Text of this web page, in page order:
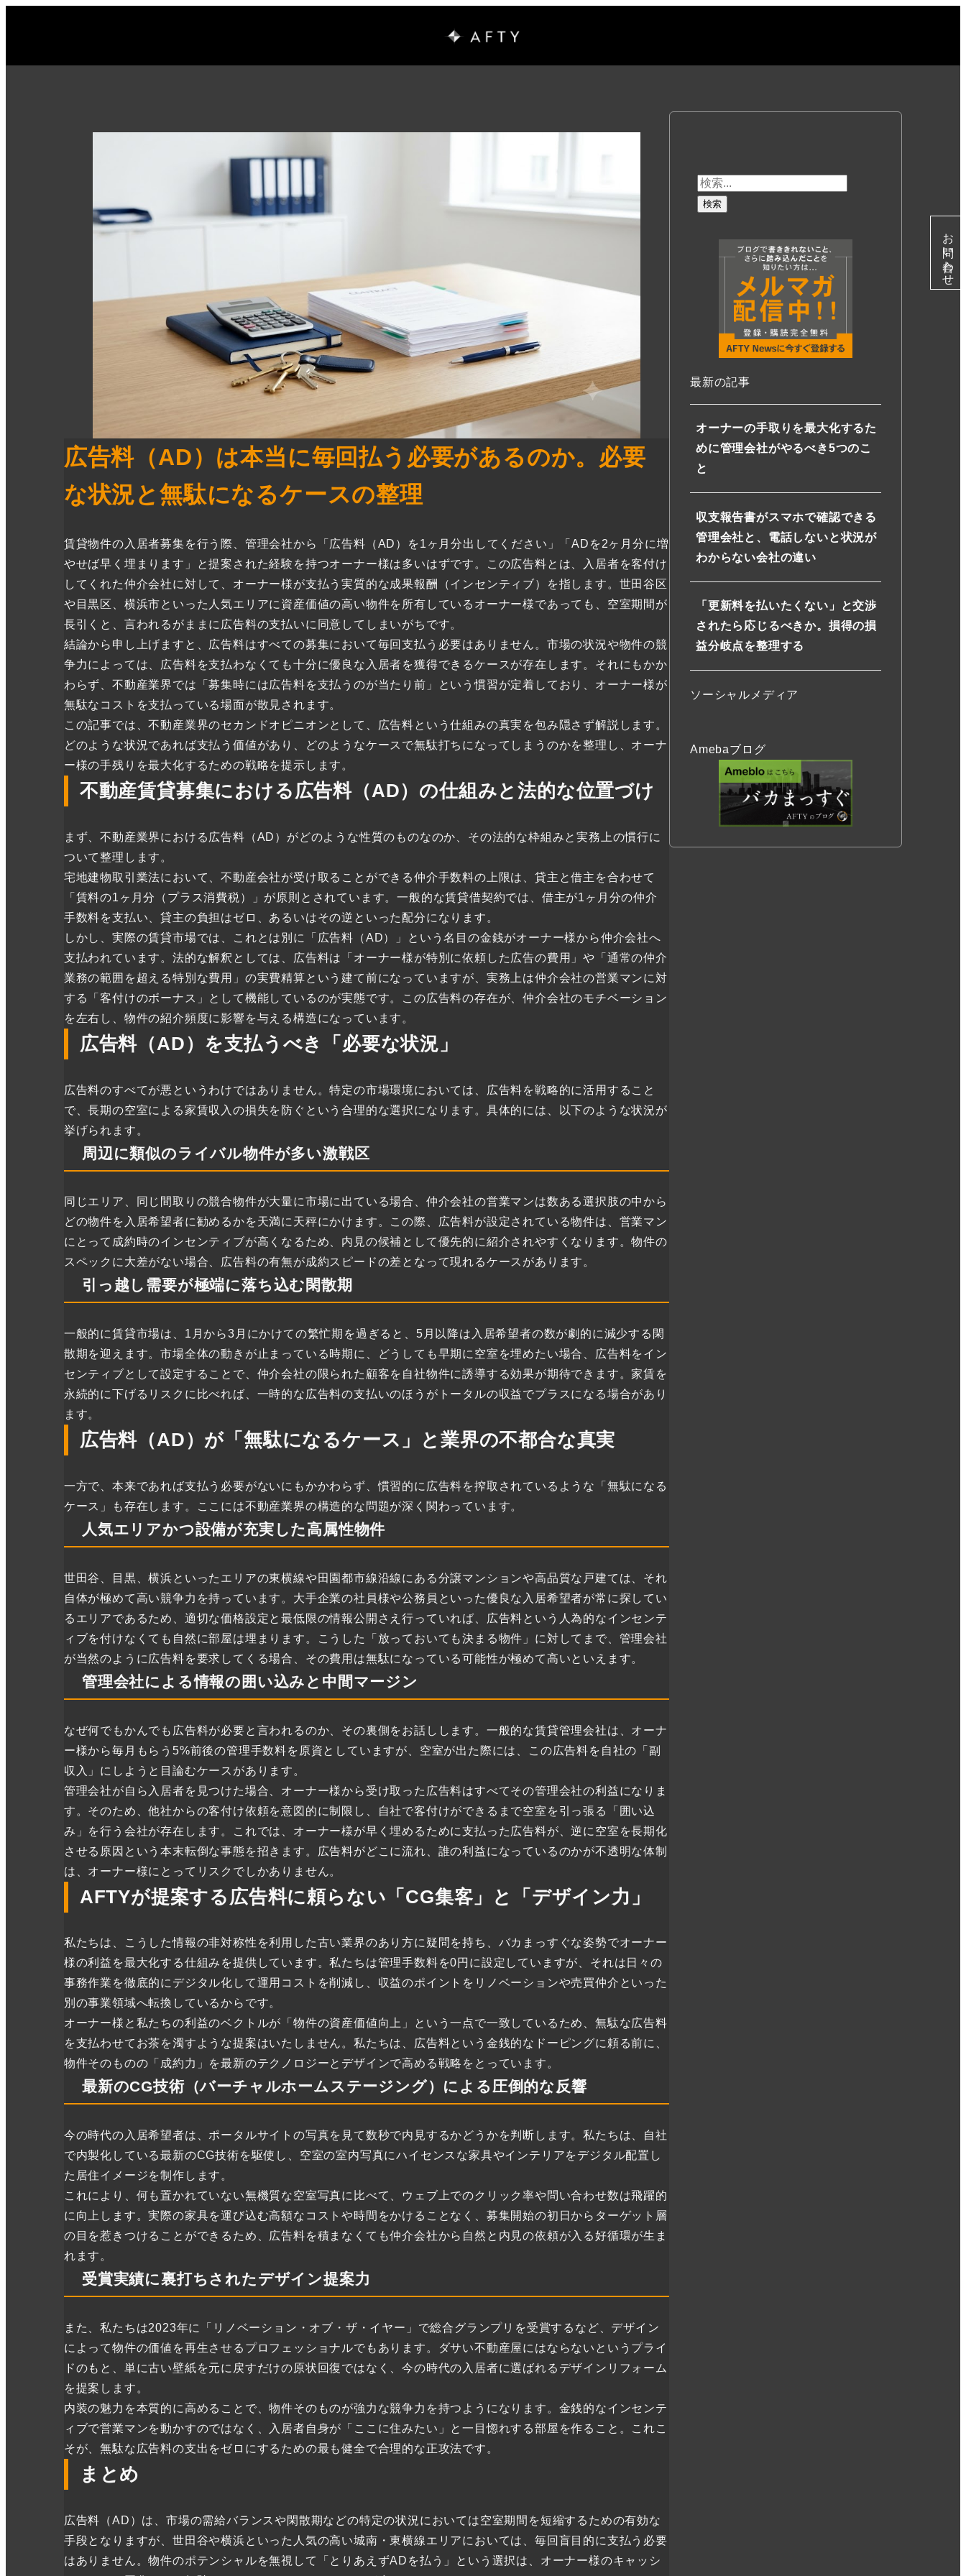
お問い合わせ
広告料（AD）は本当に毎回払う必要があるのか。必要
な状況と無駄になるケースの整理
賃貸物件の入居者募集を行う際、管理会社から「広告料（AD）を1ヶ月分出してください」「ADを2ヶ月分に増
やせば早く埋まります」と提案された経験を持つオーナー様は多いはずです。この広告料とは、入居者を客付け
してくれた仲介会社に対して、オーナー様が支払う実質的な成果報酬（インセンティブ）を指します。世田谷区
や目黒区、横浜市といった人気エリアに資産価値の高い物件を所有しているオーナー様であっても、空室期間が
長引くと、言われるがままに広告料の支払いに同意してしまいがちです。
結論から申し上げますと、広告料はすべての募集において毎回支払う必要はありません。市場の状況や物件の競
争力によっては、広告料を支払わなくても十分に優良な入居者を獲得できるケースが存在します。それにもかか
わらず、不動産業界では「募集時には広告料を支払うのが当たり前」という慣習が定着しており、オーナー様が
無駄なコストを支払っている場面が散見されます。
この記事では、不動産業界のセカンドオピニオンとして、広告料という仕組みの真実を包み隠さず解説します。
どのような状況であれば支払う価値があり、どのようなケースで無駄打ちになってしまうのかを整理し、オーナ
ー様の手残りを最大化するための戦略を提示します。
不動産賃貸募集における広告料（AD）の仕組みと法的な位置づけ
まず、不動産業界における広告料（AD）がどのような性質のものなのか、その法的な枠組みと実務上の慣行に
ついて整理します。
宅地建物取引業法において、不動産会社が受け取ることができる仲介手数料の上限は、貸主と借主を合わせて
「賃料の1ヶ月分（プラス消費税）」が原則とされています。一般的な賃貸借契約では、借主が1ヶ月分の仲介
手数料を支払い、貸主の負担はゼロ、あるいはその逆といった配分になります。
しかし、実際の賃貸市場では、これとは別に「広告料（AD）」という名目の金銭がオーナー様から仲介会社へ
支払われています。法的な解釈としては、広告料は「オーナー様が特別に依頼した広告の費用」や「通常の仲介
業務の範囲を超える特別な費用」の実費精算という建て前になっていますが、実務上は仲介会社の営業マンに対
する「客付けのボーナス」として機能しているのが実態です。この広告料の存在が、仲介会社のモチベーション
を左右し、物件の紹介頻度に影響を与える構造になっています。
広告料（AD）を支払うべき「必要な状況」
広告料のすべてが悪というわけではありません。特定の市場環境においては、広告料を戦略的に活用すること
で、長期の空室による家賃収入の損失を防ぐという合理的な選択になります。具体的には、以下のような状況が
挙げられます。
周辺に類似のライバル物件が多い激戦区
同じエリア、同じ間取りの競合物件が大量に市場に出ている場合、仲介会社の営業マンは数ある選択肢の中から
どの物件を入居希望者に勧めるかを天満に天秤にかけます。この際、広告料が設定されている物件は、営業マン
にとって成約時のインセンティブが高くなるため、内見の候補として優先的に紹介されやすくなります。物件の
スペックに大差がない場合、広告料の有無が成約スピードの差となって現れるケースがあります。
引っ越し需要が極端に落ち込む閑散期
一般的に賃貸市場は、1月から3月にかけての繁忙期を過ぎると、5月以降は入居希望者の数が劇的に減少する閑
散期を迎えます。市場全体の動きが止まっている時期に、どうしても早期に空室を埋めたい場合、広告料をイン
センティブとして設定することで、仲介会社の限られた顧客を自社物件に誘導する効果が期待できます。家賃を
永続的に下げるリスクに比べれば、一時的な広告料の支払いのほうがトータルの収益でプラスになる場合があり
ます。
広告料（AD）が「無駄になるケース」と業界の不都合な真実
一方で、本来であれば支払う必要がないにもかかわらず、慣習的に広告料を搾取されているような「無駄になる
ケース」も存在します。ここには不動産業界の構造的な問題が深く関わっています。
人気エリアかつ設備が充実した高属性物件
世田谷、目黒、横浜といったエリアの東横線や田園都市線沿線にある分譲マンションや高品質な戸建ては、それ
自体が極めて高い競争力を持っています。大手企業の社員様や公務員といった優良な入居希望者が常に探してい
るエリアであるため、適切な価格設定と最低限の情報公開さえ行っていれば、広告料という人為的なインセンテ
ィブを付けなくても自然に部屋は埋まります。こうした「放っておいても決まる物件」に対してまで、管理会社
が当然のように広告料を要求してくる場合、その費用は無駄になっている可能性が極めて高いといえます。
管理会社による情報の囲い込みと中間マージン
なぜ何でもかんでも広告料が必要と言われるのか、その裏側をお話しします。一般的な賃貸管理会社は、オーナ
ー様から毎月もらう5%前後の管理手数料を原資としていますが、空室が出た際には、この広告料を自社の「副
収入」にしようと目論むケースがあります。
管理会社が自ら入居者を見つけた場合、オーナー様から受け取った広告料はすべてその管理会社の利益になりま
す。そのため、他社からの客付け依頼を意図的に制限し、自社で客付けができるまで空室を引っ張る「囲い込
み」を行う会社が存在します。これでは、オーナー様が早く埋めるために支払った広告料が、逆に空室を長期化
させる原因という本末転倒な事態を招きます。広告料がどこに流れ、誰の利益になっているのかが不透明な体制
は、オーナー様にとってリスクでしかありません。
AFTYが提案する広告料に頼らない「CG集客」と「デザイン力」
私たちは、こうした情報の非対称性を利用した古い業界のあり方に疑問を持ち、バカまっすぐな姿勢でオーナー
様の利益を最大化する仕組みを提供しています。私たちは管理手数料を0円に設定していますが、それは日々の
事務作業を徹底的にデジタル化して運用コストを削減し、収益のポイントをリノベーションや売買仲介といった
別の事業領域へ転換しているからです。
オーナー様と私たちの利益のベクトルが「物件の資産価値向上」という一点で一致しているため、無駄な広告料
を支払わせてお茶を濁すような提案はいたしません。私たちは、広告料という金銭的なドーピングに頼る前に、
物件そのものの「成約力」を最新のテクノロジーとデザインで高める戦略をとっています。
最新のCG技術（バーチャルホームステージング）による圧倒的な反響
今の時代の入居希望者は、ポータルサイトの写真を見て数秒で内見するかどうかを判断します。私たちは、自社
で内製化している最新のCG技術を駆使し、空室の室内写真にハイセンスな家具やインテリアをデジタル配置し
た居住イメージを制作します。
これにより、何も置かれていない無機質な空室写真に比べて、ウェブ上でのクリック率や問い合わせ数は飛躍的
に向上します。実際の家具を運び込む高額なコストや時間をかけることなく、募集開始の初日からターゲット層
の目を惹きつけることができるため、広告料を積まなくても仲介会社から自然と内見の依頼が入る好循環が生ま
れます。
受賞実績に裏打ちされたデザイン提案力
また、私たちは2023年に「リノベーション・オブ・ザ・イヤー」で総合グランプリを受賞するなど、デザイン
によって物件の価値を再生させるプロフェッショナルでもあります。ダサい不動産屋にはならないというプライ
ドのもと、単に古い壁紙を元に戻すだけの原状回復ではなく、今の時代の入居者に選ばれるデザインリフォーム
を提案します。
内装の魅力を本質的に高めることで、物件そのものが強力な競争力を持つようになります。金銭的なインセンテ
ィブで営業マンを動かすのではなく、入居者自身が「ここに住みたい」と一目惚れする部屋を作ること。これこ
そが、無駄な広告料の支出をゼロにするための最も健全で合理的な正攻法です。
まとめ
広告料（AD）は、市場の需給バランスや閑散期などの特定の状況においては空室期間を短縮するための有効な
手段となりますが、世田谷や横浜といった人気の高い城南・東横線エリアにおいては、毎回盲目的に支払う必要
はありません。物件のポテンシャルを無視して「とりあえずADを払う」という選択は、オーナー様のキャッシ
最新の記事
オーナーの手取りを最大化するた
めに管理会社がやるべき5つのこ
と
収支報告書がスマホで確認できる
管理会社と、電話しないと状況が
わからない会社の違い
「更新料を払いたくない」と交渉
されたら応じるべきか。損得の損
益分岐点を整理する
ソーシャルメディア
Amebaブログ